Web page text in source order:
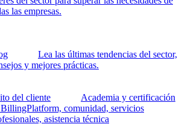
las empresas.
Lea las últimas tendencias del sector,
y mejores prácticas.
del cliente
Academia y certificación
comunidad, servicios
asistencia técnica